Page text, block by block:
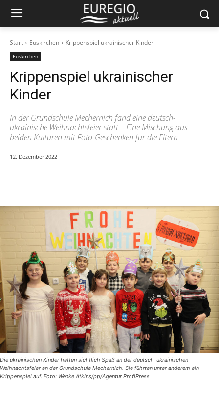
Start Euskirchen Krippenspiel ukrainischer Kinder
Euskirchen
Krippenspiel ukrainischer
Kinder
In der Grundschule Mechernich fand eine deutsch-
ukrainische Weihnachtsfeier statt – Eine Mischung aus
beiden Kulturen mit Foto-Geschenken für die Eltern
12. Dezember 2022
Die ukrainischen Kinder hatten sichtlich Spaß an der deutsch-ukrainischen
Weihnachtsfeier an der Grundschule Mechernich. Sie führten unter anderem ein
Krippenspiel auf. Foto: Wenke Atkins/pp/Agentur ProfiPress